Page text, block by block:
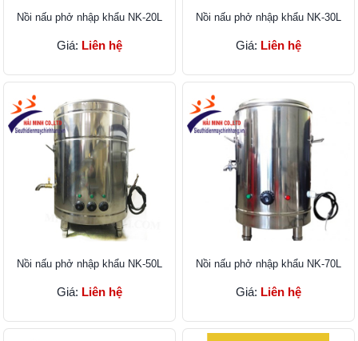
Nồi nấu phở nhập khẩu NK-20L
Giá: Liên hệ
Nồi nấu phở nhập khẩu NK-30L
Giá: Liên hệ
Nồi nấu phở nhập khẩu NK-50L
Giá: Liên hệ
Nồi nấu phở nhập khẩu NK-70L
Giá: Liên hệ